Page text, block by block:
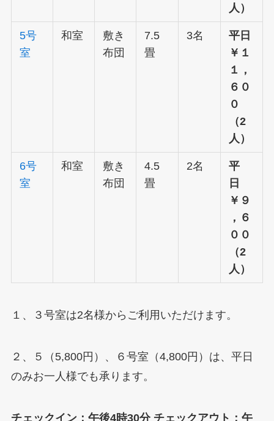
人）
5号
室
和室
敷き
布団
7.5
畳
3名
平日
￥１
１，
６０
０
（2
人）
6号
室
和室
敷き
布団
4.5
畳
2名
平
日
￥９
，６
００
（2
人）
１、３号室は2名様からご利用いただけます。
２、５（5,800円）、６号室（4,800円）は、平日
のみお一人様でも承ります。
チェックイン：午後4時30分 チェックアウト：午